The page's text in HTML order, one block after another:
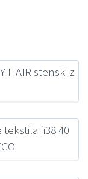
HAIR stenski z
fi38 40